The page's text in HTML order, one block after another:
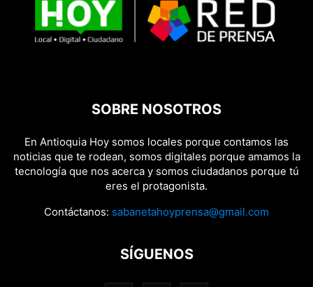
SOBRE NOSOTROS
En Antioquia Hoy somos locales porque contamos las
noticias que te rodean, somos digitales porque amamos la
tecnología que nos acerca y somos ciudadanos porque tú
eres el protagonista.
Contáctanos: sabanetahoyprensa@gmail.com
SÍGUENOS